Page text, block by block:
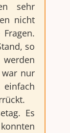
sehr
nicht
so
war nur
einfach
Es